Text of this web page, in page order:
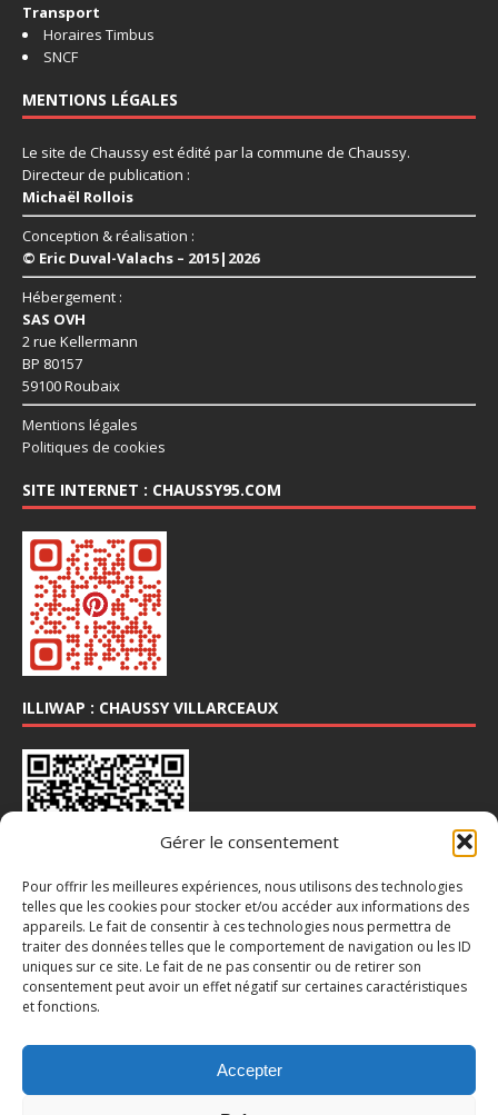
Gérer le consentement
Pour offrir les meilleures expériences, nous utilisons des technologies
telles que les cookies pour stocker et/ou accéder aux informations des
appareils. Le fait de consentir à ces technologies nous permettra de
traiter des données telles que le comportement de navigation ou les ID
uniques sur ce site. Le fait de ne pas consentir ou de retirer son
consentement peut avoir un effet négatif sur certaines caractéristiques
et fonctions.
Accepter
Transport
Horaires Timbus
SNCF
MENTIONS LÉGALES
Le site de Chaussy est édité par la commune de Chaussy.
Directeur de publication :
Michaël Rollois
Conception & réalisation :
© Eric Duval-Valachs – 2015|2026
Hébergement :
SAS OVH
2 rue Kellermann
BP 80157
59100 Roubaix
Mentions légales
Politiques de cookies
SITE INTERNET : CHAUSSY95.COM
ILLIWAP : CHAUSSY VILLARCEAUX
INSTA : @CHAUSSY_VILLARCEAUX